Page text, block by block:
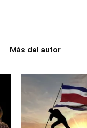
Más del autor